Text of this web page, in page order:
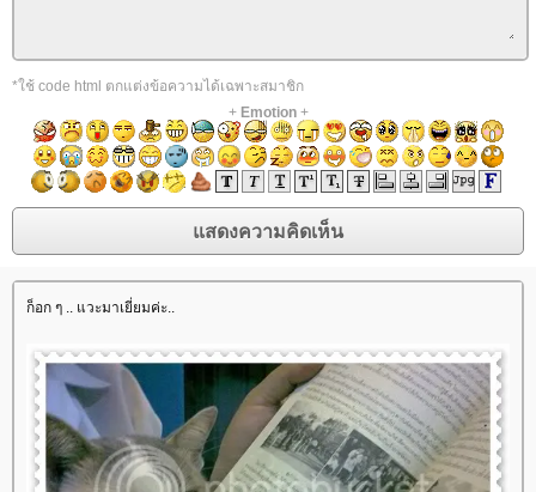
*ใช้ code html ตกแต่งข้อความได้เฉพาะสมาชิก
+ Emotion+
ก็อก ๆ .. แวะมาเยี่ยมค่ะ..